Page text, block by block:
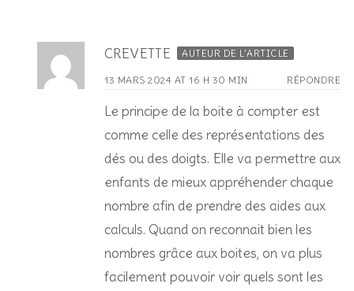
CREVETTE AUTEUR DE L’ARTICLE
13 MARS 2024 AT 16 H 30 MIN RÉPONDRE
Le principe de la boite à compter est
comme celle des représentations des
dés ou des doigts. Elle va permettre aux
enfants de mieux appréhender chaque
nombre afin de prendre des aides aux
calculs. Quand on reconnait bien les
nombres grâce aux boites, on va plus
facilement pouvoir voir quels sont les